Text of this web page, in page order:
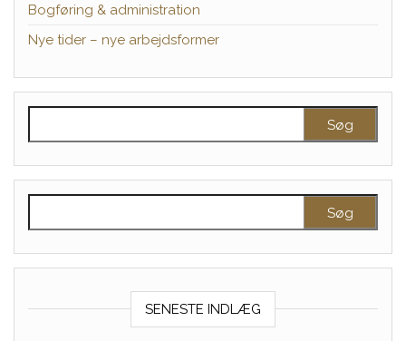
Bogføring & administration
Nye tider – nye arbejdsformer
SENESTE INDLÆG